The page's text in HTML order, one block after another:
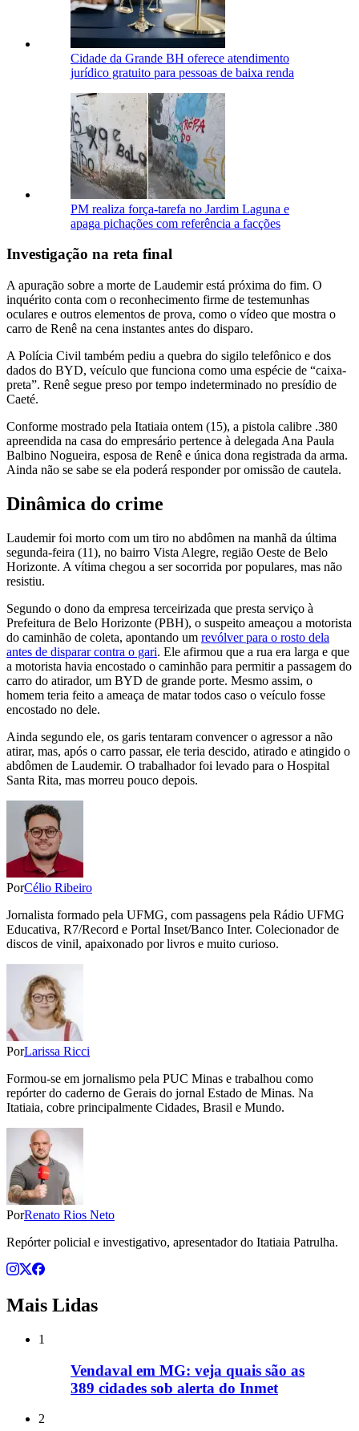
Cidade da Grande BH oferece atendimento
jurídico gratuito para pessoas de baixa renda
PM realiza força-tarefa no Jardim Laguna e
apaga pichações com referência a facções
Investigação na reta final
A apuração sobre a morte de Laudemir está próxima do fim. O
inquérito conta com o reconhecimento firme de testemunhas
oculares e outros elementos de prova, como o vídeo que mostra o
carro de Renê na cena instantes antes do disparo.
A Polícia Civil também pediu a quebra do sigilo telefônico e dos
dados do BYD, veículo que funciona como uma espécie de “caixa-
preta”. Renê segue preso por tempo indeterminado no presídio de
Caeté.
Conforme mostrado pela Itatiaia ontem (15), a pistola calibre .380
apreendida na casa do empresário pertence à delegada Ana Paula
Balbino Nogueira, esposa de Renê e única dona registrada da arma.
Ainda não se sabe se ela poderá responder por omissão de cautela.
Dinâmica do crime
Laudemir foi morto com um tiro no abdômen na manhã da última
segunda-feira (11), no bairro Vista Alegre, região Oeste de Belo
Horizonte. A vítima chegou a ser socorrida por populares, mas não
resistiu.
Segundo o dono da empresa terceirizada que presta serviço à
Prefeitura de Belo Horizonte (PBH), o suspeito ameaçou a motorista
do caminhão de coleta, apontando um revólver para o rosto dela
antes de disparar contra o gari. Ele afirmou que a rua era larga e que
a motorista havia encostado o caminhão para permitir a passagem do
carro do atirador, um BYD de grande porte. Mesmo assim, o
homem teria feito a ameaça de matar todos caso o veículo fosse
encostado no dele.
Ainda segundo ele, os garis tentaram convencer o agressor a não
atirar, mas, após o carro passar, ele teria descido, atirado e atingido o
abdômen de Laudemir. O trabalhador foi levado para o Hospital
Santa Rita, mas morreu pouco depois.
PorCélio Ribeiro
Jornalista formado pela UFMG, com passagens pela Rádio UFMG
Educativa, R7/Record e Portal Inset/Banco Inter. Colecionador de
discos de vinil, apaixonado por livros e muito curioso.
PorLarissa Ricci
Formou-se em jornalismo pela PUC Minas e trabalhou como
repórter do caderno de Gerais do jornal Estado de Minas. Na
Itatiaia, cobre principalmente Cidades, Brasil e Mundo.
PorRenato Rios Neto
Repórter policial e investigativo, apresentador do Itatiaia Patrulha.
Mais Lidas
1
Vendaval em MG: veja quais são as
389 cidades sob alerta do Inmet
2